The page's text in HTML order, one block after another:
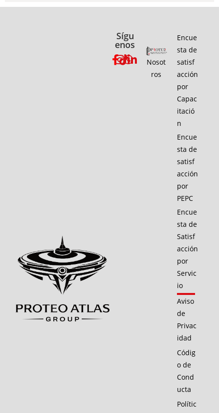
Sígu
enos
Nosot
ros
Encue
sta de
satisf
acción
por
Capac
itació
n
Encue
sta de
satisf
acción
por
PEPC
Encue
sta de
Satisf
acción
por
Servic
io
Aviso
de
Privac
idad
Códig
o de
Cond
ucta
Polític